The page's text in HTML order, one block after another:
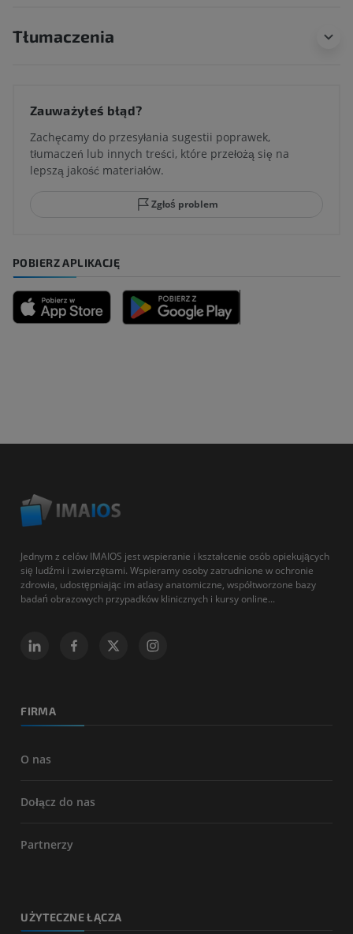
Tłumaczenia
Zauważyłeś błąd?
Zachęcamy do przesyłania sugestii poprawek,
tłumaczeń lub innych treści, które przełożą się na
lepszą jakość materiałów.
Zgłoś problem
POBIERZ APLIKACJĘ
Jednym z celów IMAIOS jest wspieranie i kształcenie osób opiekujących
się ludźmi i zwierzętami. Wspieramy osoby zatrudnione w ochronie
zdrowia, udostępniając im atlasy anatomiczne, współtworzone bazy
badań obrazowych przypadków klinicznych i kursy online...
FIRMA
O nas
Dołącz do nas
Partnerzy
UŻYTECZNE ŁĄCZA